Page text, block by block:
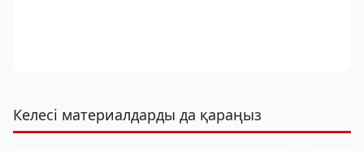
Келесі материалдарды да қараңыз